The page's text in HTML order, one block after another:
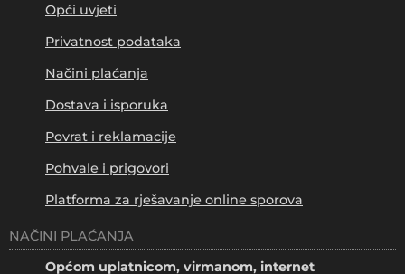
Opći uvjeti
Privatnost podataka
Načini plaćanja
Dostava i isporuka
Povrat i reklamacije
Pohvale i prigovori
Platforma za rješavanje online sporova
NAČINI PLAĆANJA
Općom uplatnicom, virmanom, internet